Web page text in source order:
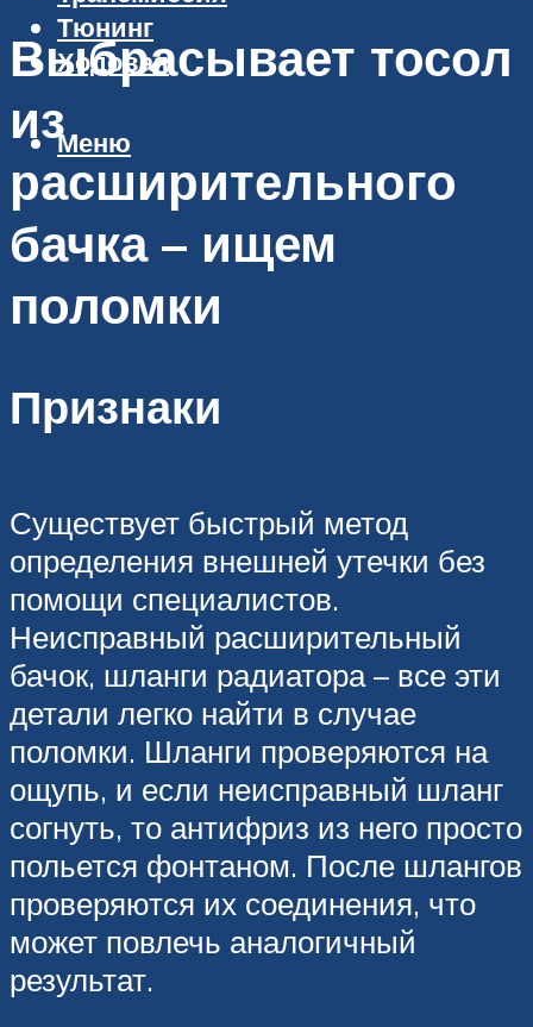
Тюнинг
Ходовая
Меню
Выбрасывает тосол
из
расширительного
бачка – ищем
поломки
Признаки
Существует быстрый метод
определения внешней утечки без
помощи специалистов.
Неисправный расширительный
бачок, шланги радиатора – все эти
детали легко найти в случае
поломки. Шланги проверяются на
ощупь, и если неисправный шланг
согнуть, то антифриз из него просто
польется фонтаном. После шлангов
проверяются их соединения, что
может повлечь аналогичный
результат.